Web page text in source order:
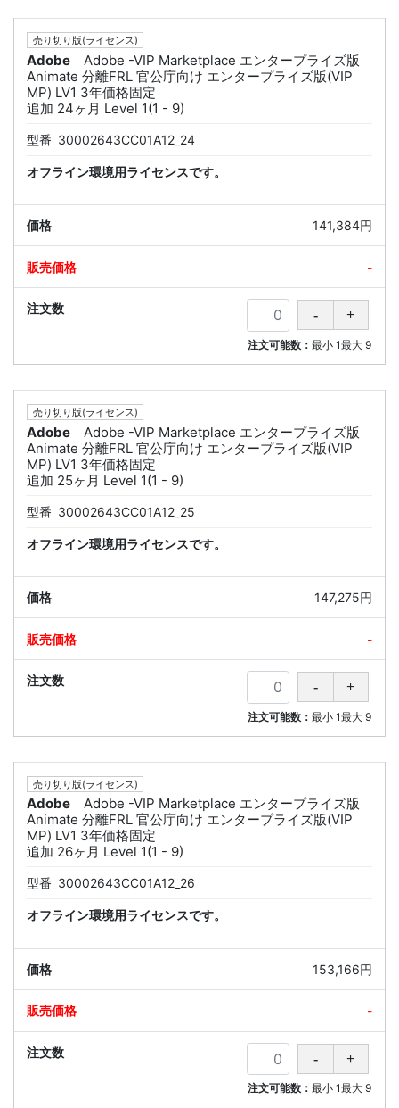
売り切り版(ライセンス)
Adobe
Adobe -VIP Marketplace エンタープライズ版
Animate 分離FRL 官公庁向け エンタープライズ版(VIP
MP) LV1 3年価格固定
追加 24ヶ月 Level 1(1 - 9)
型番 30002643CC01A12_24
オフライン環境用ライセンスです。
141,384円
-
注文可能数：最小 1最大 9
売り切り版(ライセンス)
Adobe
Adobe -VIP Marketplace エンタープライズ版
Animate 分離FRL 官公庁向け エンタープライズ版(VIP
MP) LV1 3年価格固定
追加 25ヶ月 Level 1(1 - 9)
型番 30002643CC01A12_25
オフライン環境用ライセンスです。
147,275円
-
注文可能数：最小 1最大 9
売り切り版(ライセンス)
Adobe
Adobe -VIP Marketplace エンタープライズ版
Animate 分離FRL 官公庁向け エンタープライズ版(VIP
MP) LV1 3年価格固定
追加 26ヶ月 Level 1(1 - 9)
型番 30002643CC01A12_26
オフライン環境用ライセンスです。
153,166円
-
注文可能数：最小 1最大 9